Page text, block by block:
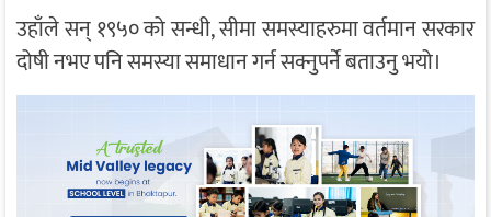
उहाँले सन् १९५० को सन्धी, सीमा समस्याहरुमा वर्तमान सरकार
दोषी नभए पनि समस्या समाधान गर्न सक्नुपर्ने बताउनु भयो।